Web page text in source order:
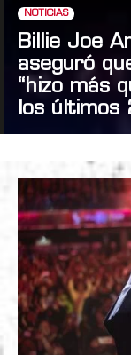
NOTICIAS
Billie Joe
aseguró
“hizo más
los últimos